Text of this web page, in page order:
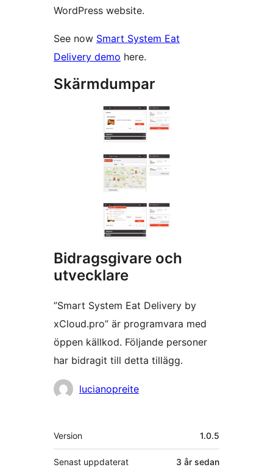
WordPress website.
See now Smart System Eat
Delivery demo here.
Skärmdumpar
Bidragsgivare och
utvecklare
”Smart System Eat Delivery by
xCloud.pro” är programvara med
öppen källkod. Följande personer
har bidragit till detta tillägg.
Bidragandelucianopreite
Meta
Version 1.0.5
Senast uppdaterat 3 år sedan